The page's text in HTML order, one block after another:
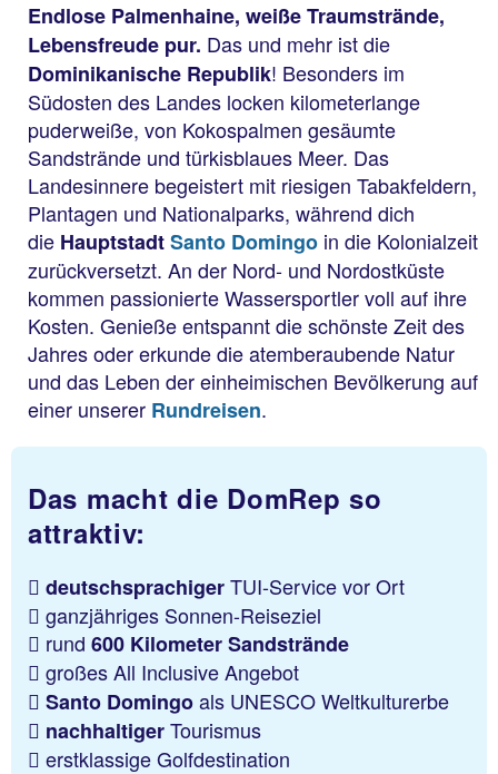
Endlose Palmenhaine, weiße Traumstrände,
Lebensfreude pur. Das und mehr ist die
Dominikanische Republik! Besonders im
Südosten des Landes locken kilometerlange
puderweiße, von Kokospalmen gesäumte
Sandstrände und türkisblaues Meer. Das
Landesinnere begeistert mit riesigen Tabakfeldern,
Plantagen und Nationalparks, während dich
die HauptstadtSanto Domingo in die Kolonialzeit
zurückversetzt. An der Nord- und Nordostküste
kommen passionierte Wassersportler voll auf ihre
Kosten. Genieße entspannt die schönste Zeit des
Jahres oder erkunde die atemberaubende Natur
und das Leben der einheimischen Bevölkerung auf
einer unserer Rundreisen.
Das macht die DomRep so
attraktiv:
deutschsprachigerTUI-Service vor Ort
ganzjähriges Sonnen-Reiseziel
rund 600 Kilometer Sandstrände
großes All Inclusive Angebot
Santo Domingoals UNESCO Weltkulturerbe
nachhaltigerTourismus
erstklassige Golfdestination